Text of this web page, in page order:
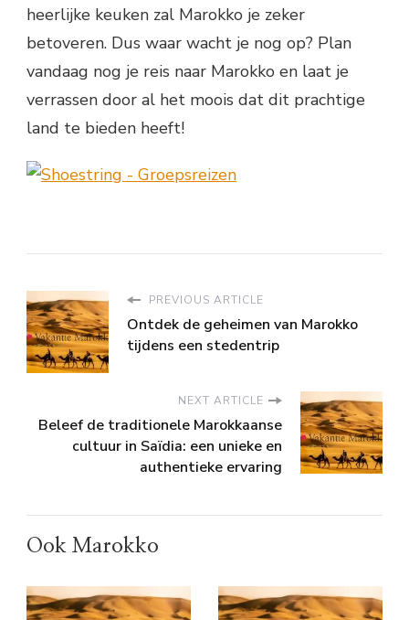
heerlijke keuken zal Marokko je zeker
betoveren. Dus waar wacht je nog op? Plan
vandaag nog je reis naar Marokko en laat je
verrassen door al het moois dat dit prachtige
land te bieden heeft!
PREVIOUS ARTICLE
Ontdek de geheimen van Marokko
tijdens een stedentrip
NEXT ARTICLE
Beleef de traditionele Marokkaanse
cultuur in Saïdia: een unieke en
authentieke ervaring
Ook Marokko